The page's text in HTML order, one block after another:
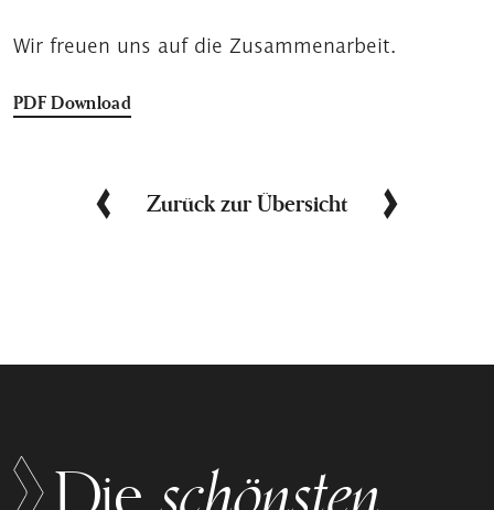
Wir freuen uns auf die Zusammenarbeit.
PDF Download
Zurück zur Übersicht